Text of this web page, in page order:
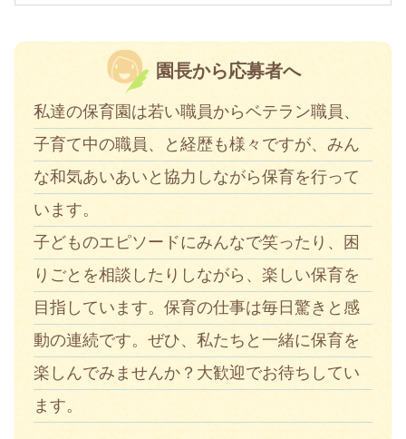
園長から応募者へ
私達の保育園は若い職員からベテラン職員、
子育て中の職員、と経歴も様々ですが、みん
な和気あいあいと協力しながら保育を行って
います。
子どものエピソードにみんなで笑ったり、困
りごとを相談したりしながら、楽しい保育を
目指しています。保育の仕事は毎日驚きと感
動の連続です。ぜひ、私たちと一緒に保育を
楽しんでみませんか？大歓迎でお待ちしてい
ます。